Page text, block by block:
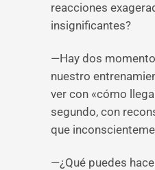
reacciones
insignificantes?
—Hay dos
nuestro
ver con «cómo
segundo, con
que
—¿Qué puedes